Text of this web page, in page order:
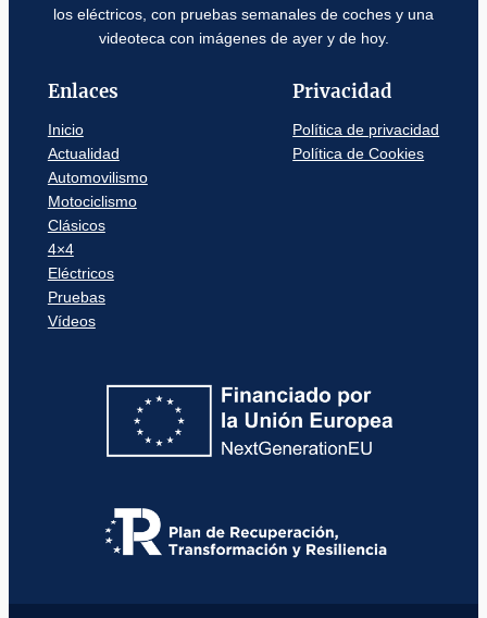
los eléctricos, con pruebas semanales de coches y una
videoteca con imágenes de ayer y de hoy.
Enlaces
Inicio
Actualidad
Automovilismo
Motociclismo
Clásicos
4×4
Eléctricos
Pruebas
Vídeos
Privacidad
Política de privacidad
Política de Cookies